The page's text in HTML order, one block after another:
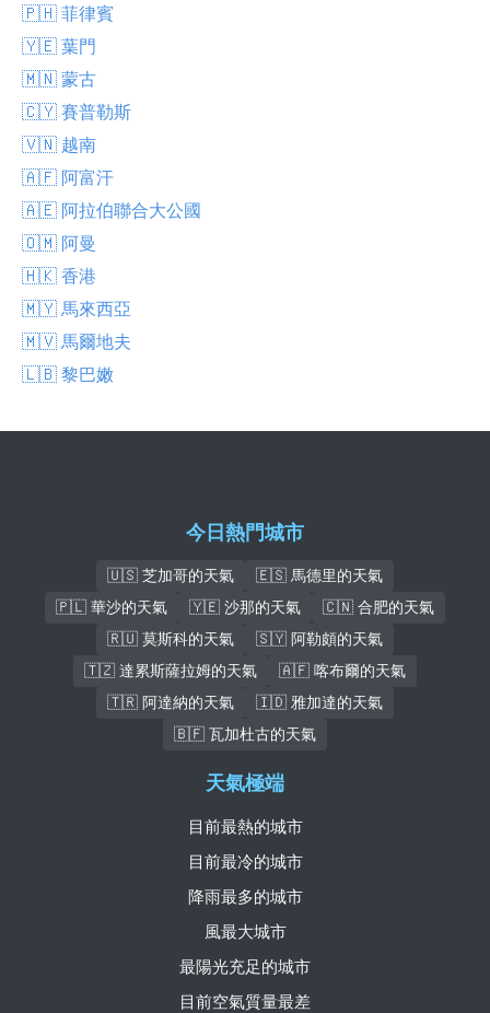
🇵🇭 菲律賓
🇾🇪 葉門
🇲🇳 蒙古
🇨🇾 賽普勒斯
🇻🇳 越南
🇦🇫 阿富汗
🇦🇪 阿拉伯聯合大公國
🇴🇲 阿曼
🇭🇰 香港
🇲🇾 馬來西亞
🇲🇻 馬爾地夫
🇱🇧 黎巴嫩
今日熱門城市
🇺🇸 芝加哥的天氣
🇪🇸 馬德里的天氣
🇵🇱 華沙的天氣
🇾🇪 沙那的天氣
🇨🇳 合肥的天氣
🇷🇺 莫斯科的天氣
🇸🇾 阿勒頗的天氣
🇹🇿 達累斯薩拉姆的天氣
🇦🇫 喀布爾的天氣
🇹🇷 阿達納的天氣
🇮🇩 雅加達的天氣
🇧🇫 瓦加杜古的天氣
天氣極端
目前最熱的城市
目前最冷的城市
降雨最多的城市
風最大城市
最陽光充足的城市
目前空氣質量最差